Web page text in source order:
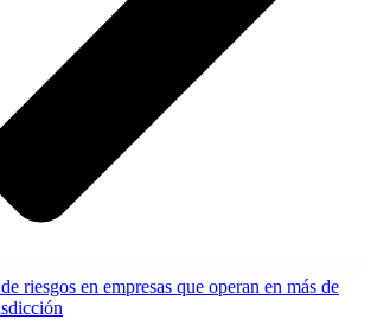
riesgos en empresas que operan en más de